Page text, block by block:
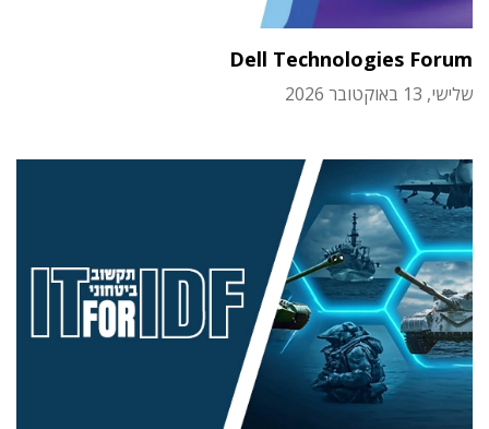
Dell Technologies Forum
שלישי, 13 באוקטובר 2026